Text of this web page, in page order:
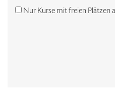
Nur Kurse mit freien Plätzen